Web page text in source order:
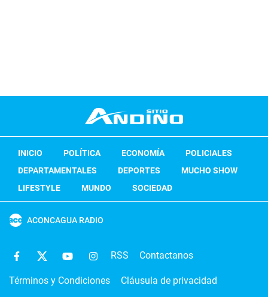
INICIO POLÍTICA ECONOMÍA
POLICIALES
DEPARTAMENTALES
DEPORTES
MUCHO SHOW
LIFESTYLE
MUNDO SOCIEDAD
ACONCAGUA RADIO
RSS Contactanos
Términos y Condiciones Cláusula de privacidad